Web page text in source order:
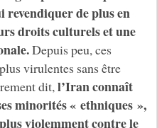
revendiquer de plus en
droits culturels et une
Depuis peu, ces
virulentes sans être
dit, l’Iran connaît
minorités « ethniques »,
violemment contre le